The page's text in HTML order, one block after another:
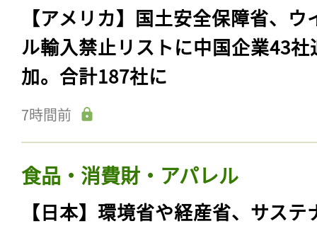
【アメリカ】国土安全保障省、ウ
ル輸入禁止リストに中国企業43社
加。合計187社に
7時間前
食品・消費財・アパレル
【日本】環境省や経産省、サステ